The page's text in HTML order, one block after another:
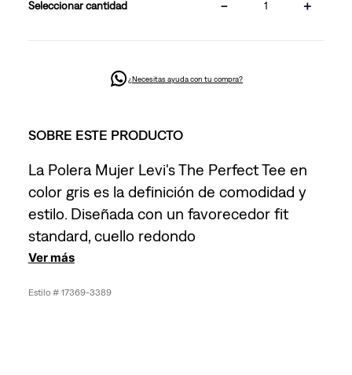
cantidad ＋
－
¿Necesitas ayuda con tu compra?
SOBRE ESTE PRODUCTO
La Polera Mujer Levi's The Perfect Tee en
color gris es la definición de comodidad y
estilo. Diseñada con un favorecedor fit
standard, cuello redondo
Ver más
17369-3389